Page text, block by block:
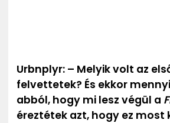
Urbnplyr: – Melyik volt az
felvettetek? És ekkor
abból, hogy mi lesz végül a
éreztétek azt, hogy ez most